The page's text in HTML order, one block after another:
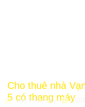
Cho thuê nhà
5 có thang máy
Vạn Phúc City 10/